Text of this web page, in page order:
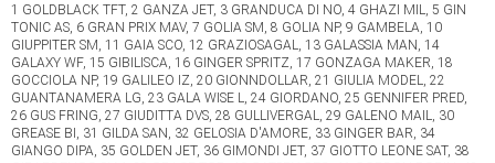
1 GOLDBLACK TFT, 2 GANZA JET, 3 GRANDUCA DI NO, 4 GHAZI MIL, 5 GIN
TONIC AS, 6 GRAN PRIX MAV, 7 GOLIA SM, 8 GOLIA NP, 9 GAMBELA, 10
GIUPPITER SM, 11 GAIA SCO, 12 GRAZIOSAGAL, 13 GALASSIA MAN, 14
GALAXY WF, 15 GIBILISCA, 16 GINGER SPRITZ, 17 GONZAGA MAKER, 18
GOCCIOLA NP, 19 GALILEO IZ, 20 GIONNDOLLAR, 21 GIULIA MODEL, 22
GUANTANAMERA LG, 23 GALA WISE L, 24 GIORDANO, 25 GENNIFER PRED,
26 GUS FRING, 27 GIUDITTA DVS, 28 GULLIVERGAL, 29 GALENO MAIL, 30
GREASE BI, 31 GILDA SAN, 32 GELOSIA D'AMORE, 33 GINGER BAR, 34
GIANGO DIPA, 35 GOLDEN JET, 36 GIMONDI JET, 37 GIOTTO LEONE SAT, 38